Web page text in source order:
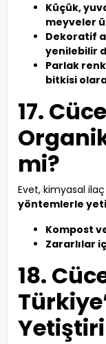
Küçük,
meyveler
Dekoratif
yenilebilir
Parlak
bitkisi
17.
mi?
Evet, kimyasal
yöntemlerle
Kompost
Zararlılar
18.